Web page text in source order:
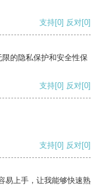
支持[0] 反对[0]
的隐私保护和安全性保
支持[0] 反对[0]
支持[0] 反对[0]
易上手，让我能够快速熟